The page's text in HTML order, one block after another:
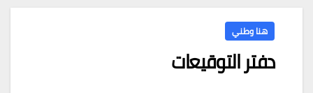
هنا وطني
دفتر التوقيعات